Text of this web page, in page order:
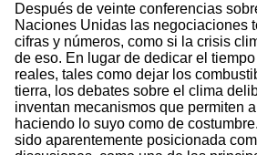
Después de veinte conferencias
Naciones Unidas las negociaciones
cifras y números, como si la crisis
de eso. En lugar de dedicar el
reales, tales como dejar los
tierra, los debates sobre el clima
inventan mecanismos que permiten
haciendo lo suyo como de
sido aparentemente posicionada